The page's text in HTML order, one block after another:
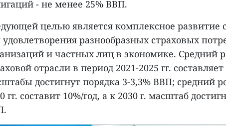
- не менее 25% ВВП.
целью является комплексное развитие
удовлетворения разнообразных страховых
и частных лиц в экономике. Средний
отрасли в период 2021-2025 гг.
достигнут порядка 3-3,3% ВВП; средний
гг. составит 10%/год, а к 2030 г. масштаб